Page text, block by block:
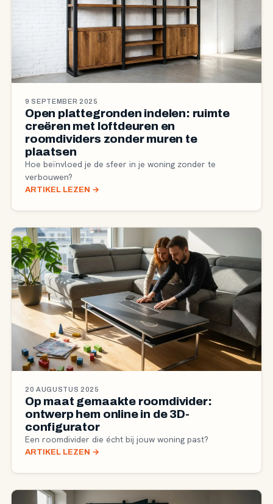
9 SEPTEMBER 2025
Open plattegronden indelen: ruimte
creëren met loftdeuren en
roomdividers zonder muren te
plaatsen
Hoe beïnvloed je de sfeer in je woning zonder te
verbouwen?
ARTIKEL LEZEN →
20 AUGUSTUS 2025
Op maat gemaakte roomdivider:
ontwerp hem online in de 3D-
configurator
Een roomdivider die écht bij jouw woning past?
ARTIKEL LEZEN →